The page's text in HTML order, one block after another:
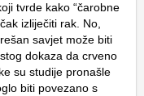
tvrde kako “čarobne
izliječiti rak. No,
savjet može biti
dokaza da crveno
su studije pronašle
biti povezano s